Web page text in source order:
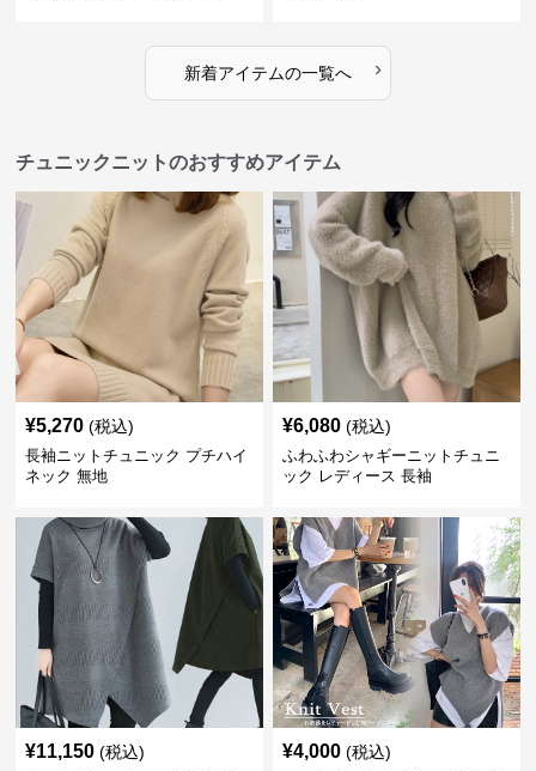
新着アイテムの一覧へ ›
チュニックニットのおすすめアイテム
¥5,270 (税込)
長袖ニットチュニック プチハイ
ネック 無地
¥6,080 (税込)
ふわふわシャギーニットチュニ
ック レディース 長袖
¥11,150 (税込) ¥4,000 (税込)